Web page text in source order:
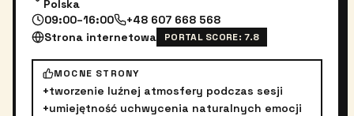
Polska
09:00–16:00
+48 607 668 568
Strona internetowa
PORTAL SCORE:7.8
MOCNE STRONY
+tworzenie luźnej atmosfery podczas sesji
+umiejętność uchwycenia naturalnych emocji